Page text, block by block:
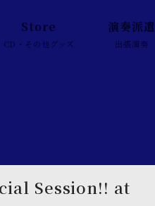
Store
CD・その他グッズ
演奏派遣
出張演奏
Session!! at